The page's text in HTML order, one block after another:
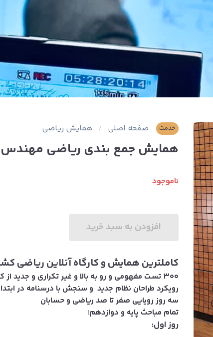
خدمت صفحه اصلی همایش ریاضی
همایش جمع بندی ریاضی مهندس
ناموجود
افزودن به سبد خرید
کاملترین همایش و کارگاه آنلاین ریاضی
رویکرد طراحان نظام جدید و سنجش با درسنامه در
سه روز رویایی صفر تا صد ریاضی و حسابان
تمام مباحث پایه و دوازدهم؛
روز اول: